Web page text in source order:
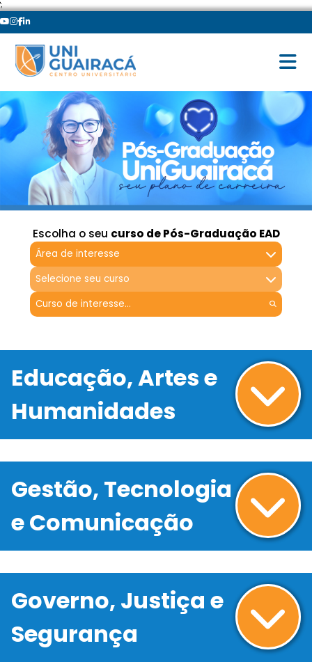
';
Escolha o seu curso de Pós-Graduação EAD
Área de interesse
Selecione seu curso
Educação, Artes e
Humanidades
Gestão, Tecnologia
e Comunicação
Governo, Justiça e
Segurança